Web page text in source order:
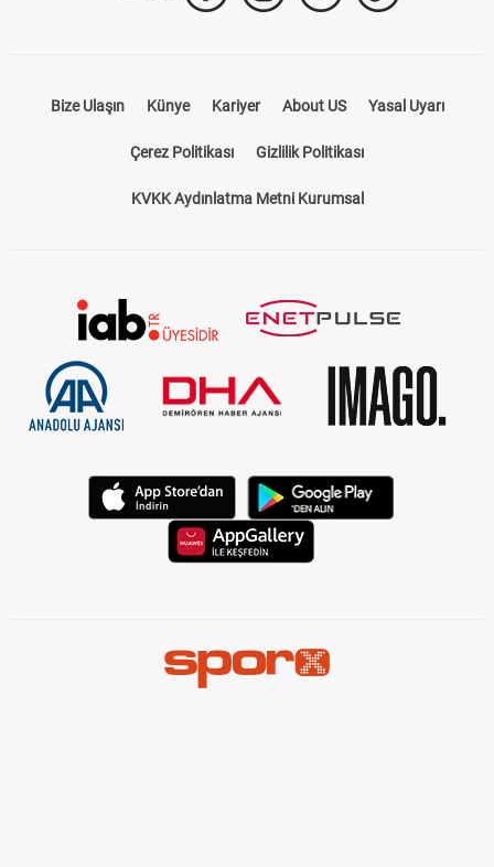
Bize Ulaşın Künye Kariyer About US Yasal Uyarı
Çerez Politikası Gizlilik Politikası
KVKK Aydınlatma Metni Kurumsal